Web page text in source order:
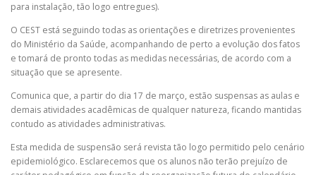
para instalação, tão logo entregues).
O CEST está seguindo todas as orientações e diretrizes provenientes
do Ministério da Saúde, acompanhando de perto a evolução dos fatos
e tomará de pronto todas as medidas necessárias, de acordo com a
situação que se apresente.
Comunica que, a partir do dia 17 de março, estão suspensas as aulas e
demais atividades acadêmicas de qualquer natureza, ficando mantidas
contudo as atividades administrativas.
Esta medida de suspensão será revista tão logo permitido pelo cenário
epidemiológico. Esclarecemos que os alunos não terão prejuízo de